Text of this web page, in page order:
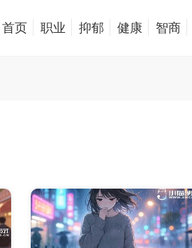
首页 职业 抑郁 健康 智商